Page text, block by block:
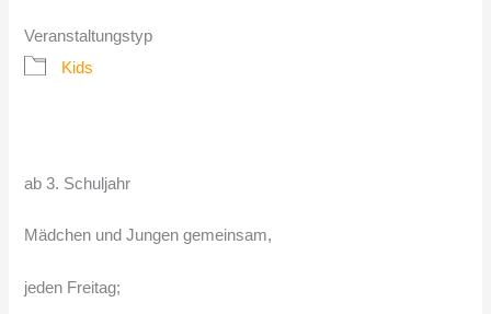
Veranstaltungstyp
Kids
ab 3. Schuljahr
Mädchen und Jungen gemeinsam,
jeden Freitag;